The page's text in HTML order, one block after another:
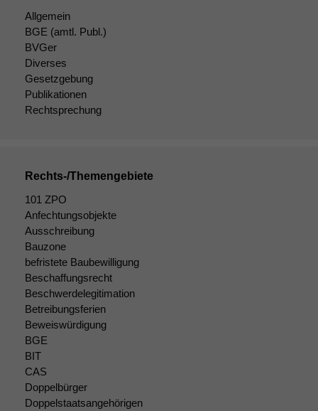
Allgemein
BGE (amtl. Publ.)
BVGer
Diverses
Gesetzgebung
Publikationen
Rechtsprechung
Rechts-/Themengebiete
101 ZPO
Anfechtungsobjekte
Ausschreibung
Bauzone
befristete Baubewilligung
Beschaffungsrecht
Beschwerdelegitimation
Betreibungsferien
Beweiswürdigung
BGE
BIT
CAS
Doppelbürger
Doppelstaatsangehörigen